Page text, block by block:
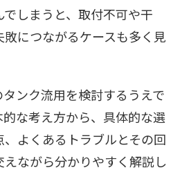
しまうと、取付不可や干
につながるケースも多く見
ンク流用を検討するうえで
な考え方から、具体的な選
よくあるトラブルとその回
ながら分かりやすく解説し